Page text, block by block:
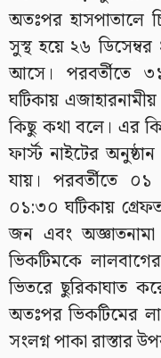
অতঃপর হাসপাতালে
সুস্থ হয়ে ২৬
আসে। পরবর্তীতে
ঘটিকায়
কিছু কথা বলে। এর
ফার্স্ট নাইটের
যায়। পরবর্তীতে
০১:৩০ ঘটিকায়
জন এবং
ভিকটিমকে
ভিতরে ছুরিকাঘাত
অতঃপর ভিকটিমের
সংলগ্ন পাকা রাস্তার